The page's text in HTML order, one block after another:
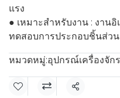
แรง
● เหมาะสำหรับงาน : งาน
ทดสอบการประกอบชิ้นส่วน
หมวดหมู่:อุปกรณ์เครื่องจักร
แชร์